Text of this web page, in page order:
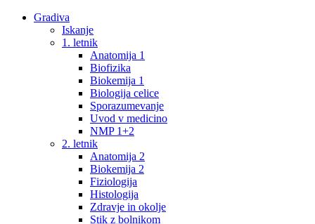
Gradiva
Iskanje
1. letnik
Anatomija 1
Biofizika
Biokemija 1
Biologija celice
Sporazumevanje
Uvod v medicino
NMP 1+2
2. letnik
Anatomija 2
Biokemija 2
Fiziologija
Histologija
Zdravje in okolje
Stik z bolnikom